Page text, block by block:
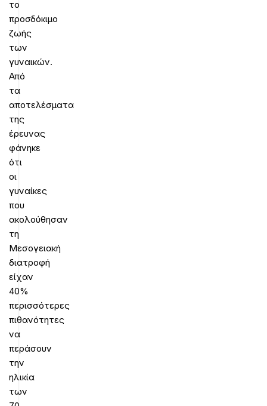
το
προσδόκιμο
ζωής
των
γυναικών.
Από
τα
αποτελέσματα
της
έρευνας
φάνηκε
ότι
οι
γυναίκες
που
ακολούθησαν
τη
Μεσογειακή
διατροφή
είχαν
40%
περισσότερες
πιθανότητες
να
περάσουν
την
ηλικία
των